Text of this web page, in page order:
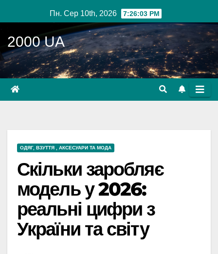
до
вмісту
Пн. Сер 10th, 2026 7:26:05 PM
2000 UA
ОДЯГ, ВЗУТТЯ , АКСЕСУАРИ ТА МОДА
Скільки заробляє
модель у 2026:
реальні цифри з
України та світу